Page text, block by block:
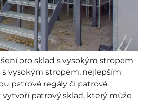
pro sklad s vysokým stropem
vysokým stropem, nejlepším
patrové regály či patrové
vytvoří patrový sklad, který může